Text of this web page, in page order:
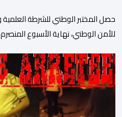
حصل المختبر الوطني للشرطة العلمية
للأمن الوطني، نهاية الأسبوع
مختلف التخصصات والخبرات الشرعية،
وتدقيق وفحص الوثائق، والحرائق
والمخدرات والمواد السمومية.وكانت
والتقييس ″The ANSI National Accreditation Board″، المختصة […]